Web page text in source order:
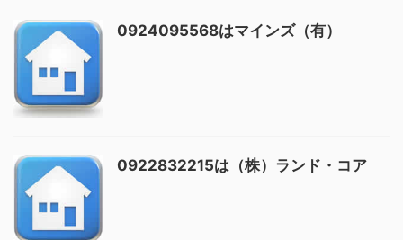
0924095568はマインズ（有）
0922832215は（株）ランド・コア